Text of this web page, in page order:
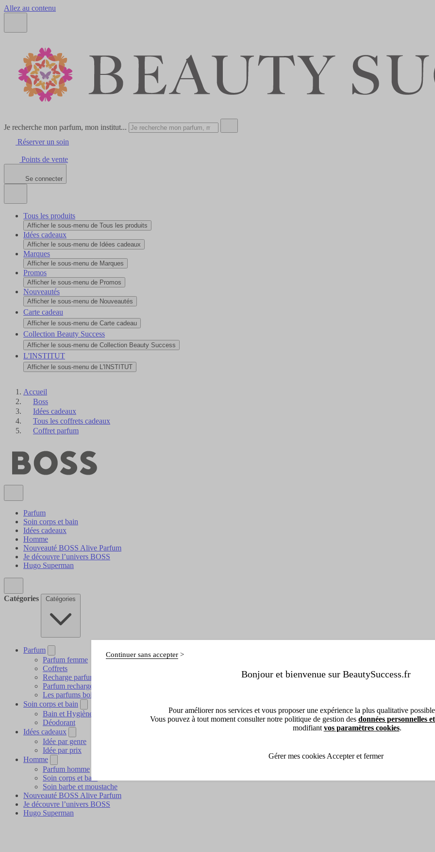
Allez au contenu
Je recherche mon parfum, mon institut...
Réserver un soin
Points de vente
Se connecter
Tous les produits
Afficher le sous-menu de Tous les produits
Idées cadeaux
Afficher le sous-menu de Idées cadeaux
Marques
Afficher le sous-menu de Marques
Promos
Afficher le sous-menu de Promos
Nouveautés
Afficher le sous-menu de Nouveautés
Carte cadeau
Afficher le sous-menu de Carte cadeau
Collection Beauty Success
Afficher le sous-menu de Collection Beauty Success
L'INSTITUT
Afficher le sous-menu de L'INSTITUT
Accueil
Boss
Idées cadeaux
Tous les coffrets cadeaux
Coffret parfum
Parfum
Soin corps et bain
Idées cadeaux
Homme
Nouveauté BOSS Alive Parfum
Je découvre l’univers BOSS
Hugo Superman
Catégories Catégories
Parfum
Parfum femme
Coffrets
Recharge parfum
Parfum rechargeable
Les parfums boisés
Soin corps et bain
Bain et Hygiène
Déodorant
Idées cadeaux
Idée par genre
Idée par prix
Homme
Parfum homme
Soin corps et bain
Soin barbe et moustache
Nouveauté BOSS Alive Parfum
Je découvre l’univers BOSS
Hugo Superman
Bonjour et bienvenue sur BeautySuccess.fr
Continuer sans accepter
Pour améliorer nos services et vous proposer une expérience la plus qualitative
Vous pouvez à tout moment consulter notre politique de gestion des données personnelles
modifiant vos paramètres cookies.
Gérer mes cookies Accepter et fermer